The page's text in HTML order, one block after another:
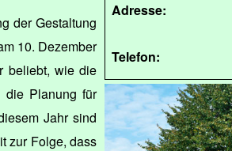
Adresse:
Telefon:
der Gestaltung
10. Dezember
beliebt, wie die
die Planung für
Jahr sind
zur Folge, dass